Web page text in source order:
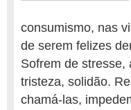
consumismo, nas
de serem felizes
Sofrem de stresse,
tristeza, solidão.
chamá-las,